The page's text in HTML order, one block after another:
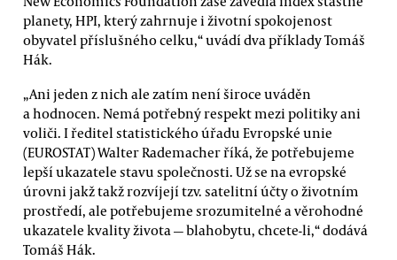
planety, HPI, který zahrnuje i životní spokojenost
obyvatel příslušného celku,“ uvádí dva příklady Tomáš
Hák.
„Ani jeden z nich ale zatím není široce uváděn
a hodnocen. Nemá potřebný respekt mezi politiky ani
voliči. I ředitel statistického úřadu Evropské unie
(EUROSTAT) Walter Rademacher říká, že potřebujeme
lepší ukazatele stavu společnosti. Už se na evropské
úrovni jakž takž rozvíjejí tzv. satelitní účty o životním
prostředí, ale potřebujeme srozumitelné a věrohodné
ukazatele kvality života — blahobytu, chcete-li,“ dodává
Tomáš Hák.